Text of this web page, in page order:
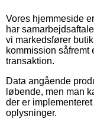
Vores hjemmeside
har
vi markedsfører
kommission såfremt
transaktion.
Data angående
løbende, men man
der er
oplysninger.